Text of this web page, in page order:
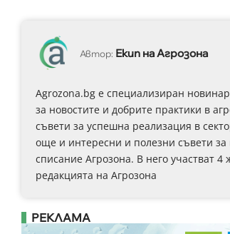
Автор: Екип на Агрозона
Agrozona.bg e специализиран
за новостите и добрите практики в
съвети за успешна реализация в
още и интересни и полезни съвети
списание Агрозона. В него участват
редакцията на Агрозона
РЕКЛАМА